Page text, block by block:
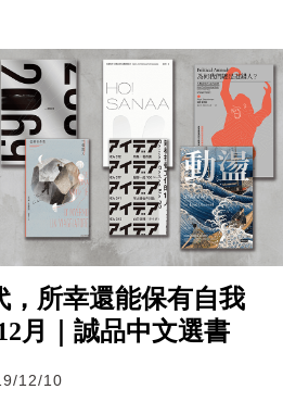
，所幸還能保有自我
月｜誠品中文選書
12/10